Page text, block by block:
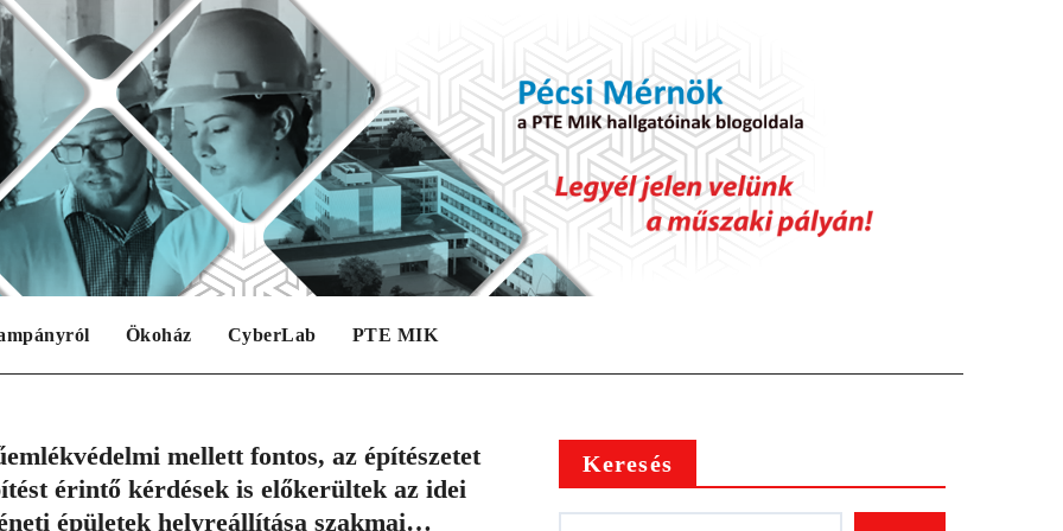
Ökoház CyberLab PTE MIK
mellett fontos, az építészetet
érintő kérdések is előkerültek az idei
épületek helyreállítása szakmai
Keresés